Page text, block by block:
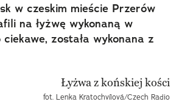
w czeskim mieście Przerów
na łyżwę wykonaną w
została wykonana z
fot. Lenka Kratochvílová/Czech Radio